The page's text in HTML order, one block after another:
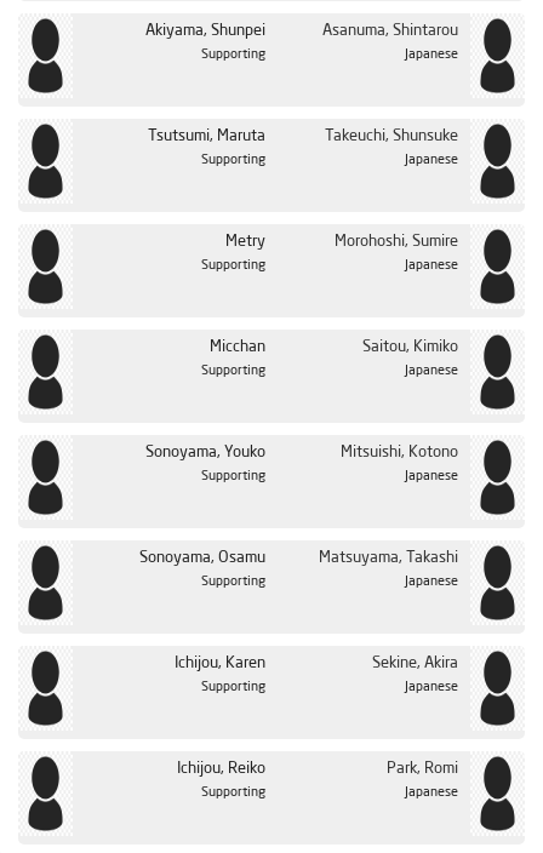
Akiyama, Shunpei
Supporting
Asanuma, Shintarou
Japanese
Tsutsumi, Maruta
Supporting
Takeuchi, Shunsuke
Japanese
Metry
Supporting
Morohoshi, Sumire
Japanese
Micchan
Supporting
Saitou, Kimiko
Japanese
Sonoyama, Youko
Supporting
Mitsuishi, Kotono
Japanese
Sonoyama, Osamu
Supporting
Matsuyama, Takashi
Japanese
Ichijou, Karen
Supporting
Sekine, Akira
Japanese
Ichijou, Reiko
Supporting
Park, Romi
Japanese